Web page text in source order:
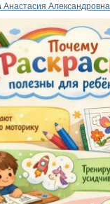
Анастасия Александровна